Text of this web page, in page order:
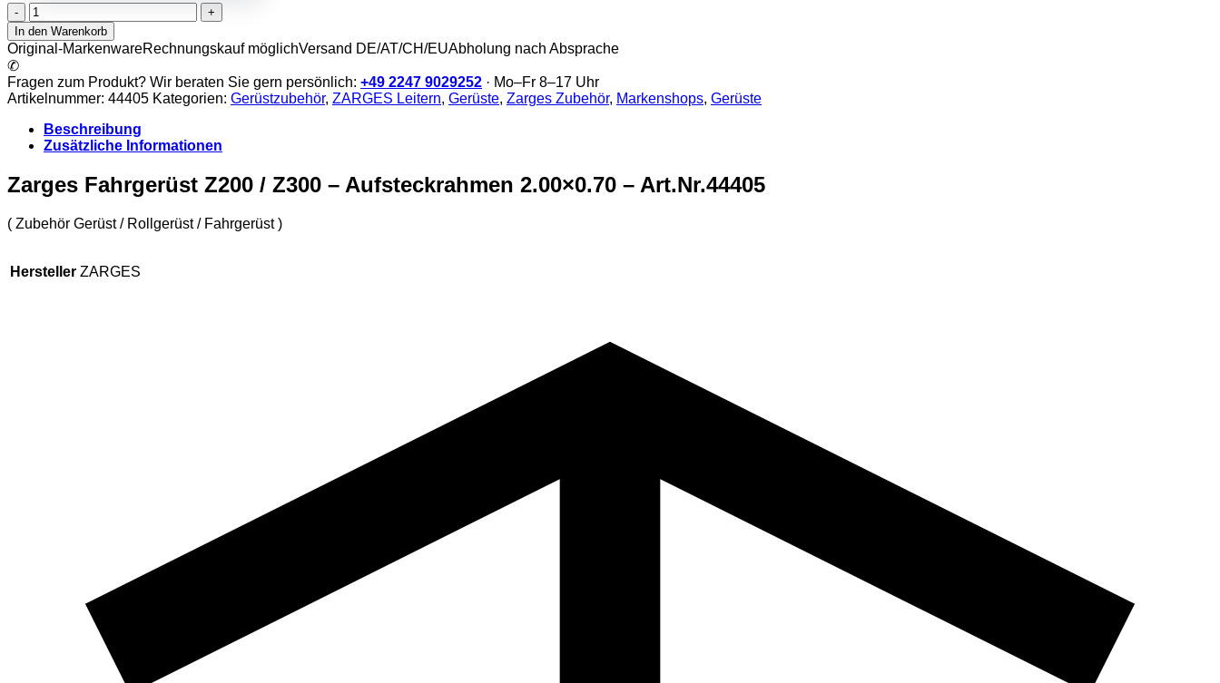
Zarges
Fahrgerüst
Z200
/
-
Aufsteckrahmen
2.00x0.70
Art.Nr.44405
In den Warenkorb
Original-MarkenwareRechnungskauf möglichVersand DE/AT/CH/EUAbholung nach Absprache
✆
Fragen zum Produkt? Wir beraten Sie gern persönlich: +49 2247 9029252 · Mo–Fr 8–17 Uhr
Artikelnummer: 44405 Kategorien: Gerüstzubehör, ZARGES Leitern, Gerüste, Zarges Zubehör, Markenshops, Gerüste
Beschreibung
Zusätzliche Informationen
Zarges Fahrgerüst Z200 / Z300 – Aufsteckrahmen 2.00×0.70 – Art.Nr.44405
( Zubehör Gerüst / Rollgerüst / Fahrgerüst )
Hersteller ZARGES